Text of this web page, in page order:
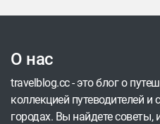
О нас
travelblog.cc - это блог о
коллекцией путеводителей и
городах. Вы найдете